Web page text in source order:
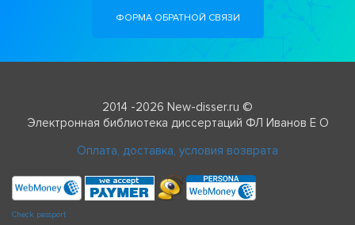
ФОРМА ОБРАТНОЙ СВЯЗИ
2014 -2026 New-disser.ru ©
Электронная библиотека диссертаций ФЛ Иванов Е О
Оплата, доставка, условия возврата
Check passport